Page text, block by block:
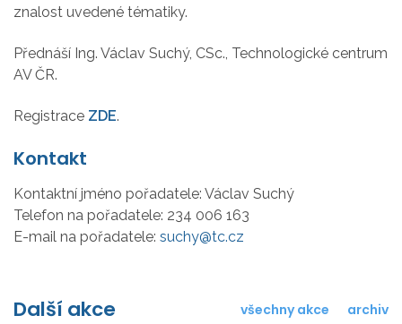
znalost uvedené tématiky.
Přednáší Ing. Václav Suchý, CSc., Technologické centrum
AV ČR.
Registrace ZDE.
Kontakt
Kontaktní jméno pořadatele: Václav Suchý
Telefon na pořadatele: 234 006 163
E-mail na pořadatele: suchy@tc.cz
Další akce všechny akce archiv